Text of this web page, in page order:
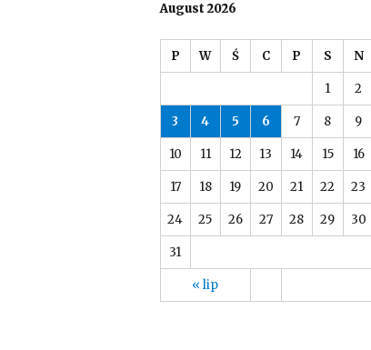
August 2026
P W Ś C P S N
« lip
1 2
3 4 5 6 7 8 9
10 11 12 13 14 15 16
17 18 19 20 21 22 23
24 25 26 27 28 29 30
31